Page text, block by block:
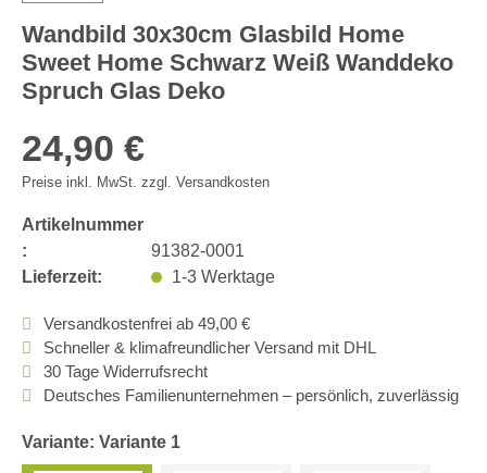
Wandbild 30x30cm Glasbild Home
Sweet Home Schwarz Weiß Wanddeko
Spruch Glas Deko
24,90 €
Preise inkl. MwSt. zzgl. Versandkosten
Artikelnummer
:
91382-0001
Lieferzeit:
1-3 Werktage
Versandkostenfrei ab 49,00 €
Schneller & klimafreundlicher Versand mit DHL
30 Tage Widerrufsrecht
Deutsches Familienunternehmen – persönlich, zuverlässig
Variante: Variante 1